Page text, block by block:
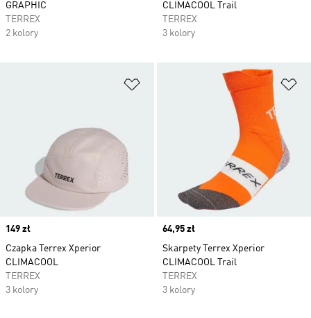
GRAPHIC
TERREX
2 kolory
CLIMACOOL Trail
TERREX
3 kolory
Dodaj do listy życzeń
Price
149 zł
Czapka Terrex Xperior
CLIMACOOL
TERREX
3 kolory
Price
64,95 zł
Skarpety Terrex Xperior
CLIMACOOL Trail
TERREX
3 kolory